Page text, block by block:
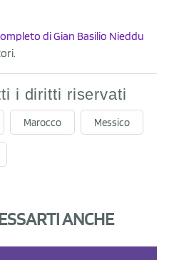
di Gian Basilio Nieddu
i diritti riservati
Marocco Messico
ANCHE